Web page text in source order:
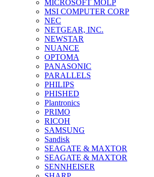
MICROSOFT MOLP
MSI COMPUTER CORP
NEC
NETGEAR, INC.
NEWSTAR
NUANCE
OPTOMA
PANASONIC
PARALLELS
PHILIPS
PHISHED
Plantronics
PRIMO
RICOH
SAMSUNG
Sandisk
SEAGATE & MAXTOR
SEAGATE & MAXTOR
SENNHEISER